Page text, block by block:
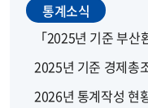
통계소식
2025년 기준 경제총
2026년 통계작성 현